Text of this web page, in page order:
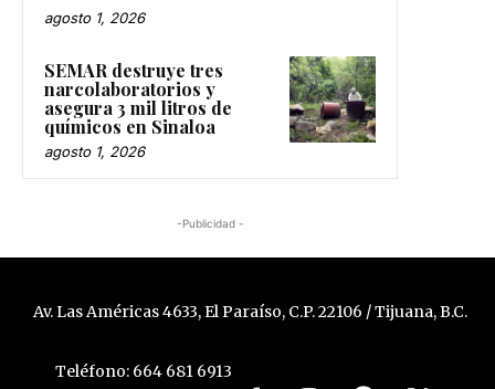
agosto 1, 2026
SEMAR destruye tres
narcolaboratorios y
asegura 3 mil litros de
químicos en Sinaloa
agosto 1, 2026
-Publicidad -
Av. Las Américas 4633, El Paraíso, C.P. 22106 / Tijuana, B.C.
Teléfono: 664 681 6913